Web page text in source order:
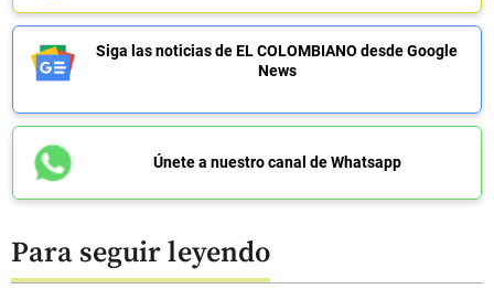
Siga las noticias de EL COLOMBIANO desde Google
News
Únete a nuestro canal de Whatsapp
Para seguir leyendo